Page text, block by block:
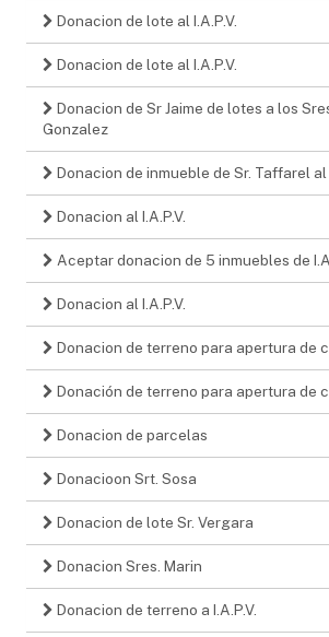
Donacion de lote al I.A.P.V.
Donacion de lote al I.A.P.V.
Donacion de Sr Jaime de lotes a los
Gonzalez
Donacion de inmueble de Sr. Taffarel
Donacion al I.A.P.V.
Aceptar donacion de 5 inmuebles de
Donacion al I.A.P.V.
Donacion de terreno para apertura de
Donación de terreno para apertura de
Donacion de parcelas
Donacioon Srt. Sosa
Donacion de lote Sr. Vergara
Donacion Sres. Marin
Donacion de terreno a I.A.P.V.